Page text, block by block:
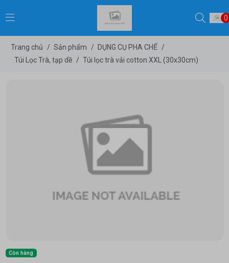
0
Trang chủ / Sản phẩm / DỤNG CỤ PHA CHẾ /
Túi Lọc Trà, tạp dề / Túi lọc trà vải cotton XXL (30x30cm)
Còn hàng